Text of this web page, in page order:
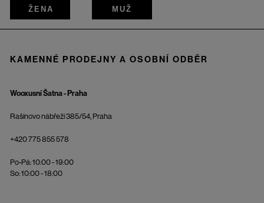
ŽENA MUŽ
KAMENNÉ PRODEJNY A OSOBNÍ ODBĚR
Wooxusní Šatna - Praha
Rašínovo nábřeží 385/54, Praha
+420 775 855 578
Po-Pá: 10:00 - 19:00
So: 10:00 - 18:00